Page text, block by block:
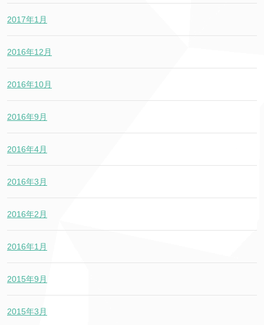
2017年1月
2016年12月
2016年10月
2016年9月
2016年4月
2016年3月
2016年2月
2016年1月
2015年9月
2015年3月